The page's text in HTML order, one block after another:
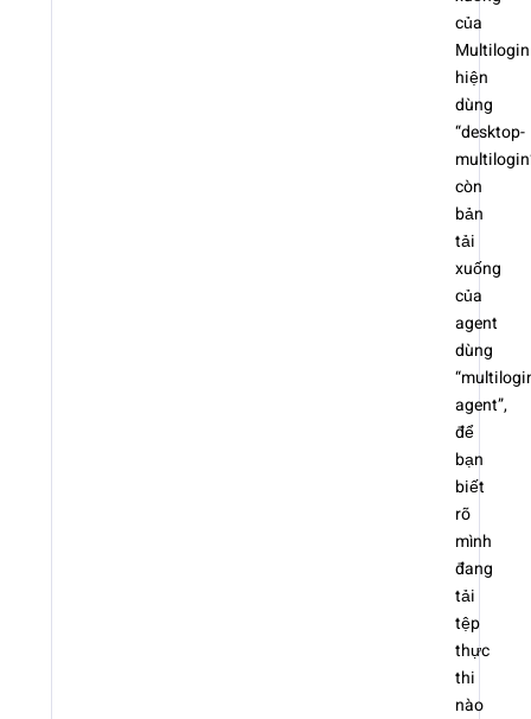
của
Multilogin
hiện
dùng
“desktop-
còn
bản
tải
xuống
của
agent
dùng
agent”,
để
bạn
biết
rõ
mình
đang
tải
tệp
thực
thi
nào